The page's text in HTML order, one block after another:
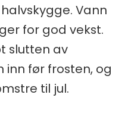
Vann
for god vekst.
slutten av
inn før frosten, og
til jul.